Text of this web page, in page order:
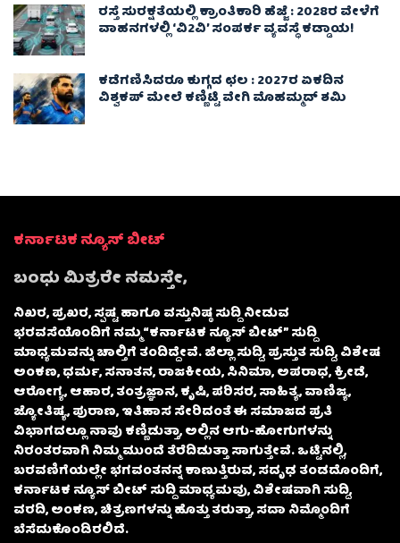
ರಸ್ತೆ ಸುರಕ್ಷತೆಯಲ್ಲಿ ಕ್ರಾಂತಿಕಾರಿ ಹೆಜ್ಜೆ : 2028ರ ವೇಳೆಗೆ
ವಾಹನಗಳಲ್ಲಿ ‘ವಿ2ವಿ’ ಸಂಪರ್ಕ ವ್ಯವಸ್ಥೆ ಕಡ್ಡಾಯ!
ಕಡೆಗಣಿಸಿದರೂ ಕುಗ್ಗದ ಛಲ : 2027ರ ಏಕದಿನ
ವಿಶ್ವಕಪ್‌ ಮೇಲೆ ಕಣ್ಣಿಟ್ಟಿ ವೇಗಿ ಮೊಹಮ್ಮದ್ ಶಮಿ
ಕರ್ನಾಟಕ ನ್ಯೂಸ್ ಬೀಟ್
ಬಂಧು ಮಿತ್ರರೇ ನಮಸ್ತೇ,
ನಿಖರ, ಪ್ರಖರ, ಸ್ಪಷ್ಟ ಹಾಗೂ ವಸ್ತುನಿಷ್ಠ ಸುದ್ದಿ ನೀಡುವ
ಭರವಸೆಯೊಂದಿಗೆ ನಮ್ಮ “ಕರ್ನಾಟಕ ನ್ಯೂಸ್ ಬೀಟ್” ಸುದ್ದಿ
ಮಾಧ್ಯಮವನ್ನು ಚಾಲ್ತಿಗೆ ತಂದಿದ್ದೇವೆ. ಜಿಲ್ಲಾ ಸುದ್ದಿ, ಪ್ರಸ್ತುತ ಸುದ್ದಿ, ವಿಶೇಷ
ಅಂಕಣ, ಧರ್ಮ, ಸನಾತನ, ರಾಜಕೀಯ, ಸಿನಿಮಾ, ಅಪರಾಧ, ಕ್ರೀಡೆ,
ಆರೋಗ್ಯ, ಆಹಾರ, ತಂತ್ರಜ್ಞಾನ, ಕೃಷಿ, ಪರಿಸರ, ಸಾಹಿತ್ಯ, ವಾಣಿಜ್ಯ,
ಜ್ಯೋತಿಷ್ಯ, ಪುರಾಣ, ಇತಿಹಾಸ ಸೇರಿದಂತೆ ಈ ಸಮಾಜದ ಪ್ರತಿ
ವಿಭಾಗದಲ್ಲೂ ನಾವು ಕಣ್ಣಿಡುತ್ತಾ, ಅಲ್ಲಿನ ಆಗು-ಹೋಗುಗಳನ್ನು
ನಿರಂತರವಾಗಿ ನಿಮ್ಮ ಮುಂದೆ ತೆರೆದಿಡುತ್ತಾ ಸಾಗುತ್ತೇವೆ. ಒಟ್ಟಿನಲ್ಲಿ,
ಬರವಣಿಗೆಯಲ್ಲೇ ಭಗವಂತನನ್ನ ಕಾಣುತ್ತಿರುವ, ಸದೃಢ ತಂಡದೊಂದಿಗೆ,
ಕರ್ನಾಟಕ ನ್ಯೂಸ್ ಬೀಟ್ ಸುದ್ದಿ ಮಾಧ್ಯಮವು, ವಿಶೇಷವಾಗಿ ಸುದ್ದಿ,
ವರದಿ, ಅಂಕಣ, ಚಿತ್ರಣಗಳನ್ನು ಹೊತ್ತು ತರುತ್ತಾ, ಸದಾ ನಿಮ್ಮೊಂದಿಗೆ
ಬೆಸೆದುಕೊಂಡಿರಲಿದೆ.